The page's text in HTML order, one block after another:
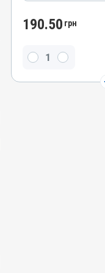
Мазь
Ністатин, Перметрин,
190.50 грн